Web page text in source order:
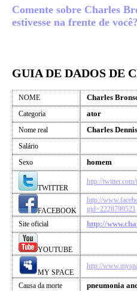
Comente sobre Charles
estivesse na frente de
GUIA DE DADOS DE
NOME Charles
Categoria ator
Nome real Charles
Salário
Sexo
homem
TWITTER
http://
FACEBOOK
http://
gid=2228799521
Site oficial
http://
YOUTUBE
MY SPACE
http://
Causa da morte pneumonia